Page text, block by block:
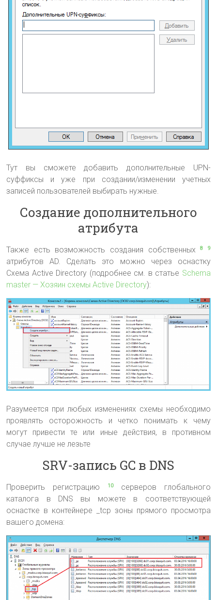
Тут вы сможете добавить дополнительные UPN-
суффиксы и уже при создании/изменении учетных
записей пользователей выбирать нужные.
Создание дополнительного
атрибута
Также есть возможность создания собственных 8 9
атрибутов AD. Сделать это можно через оснастку
Схема Active Directory (подробнее см. в статье Schema
master — Хозяин схемы Active Directory):
Разумеется при любых изменениях схемы необходимо
проявлять осторожность и четко понимать к чему
могут привести те или иные действия, в противном
случае лучше не лезьте
SRV-запись GC в DNS
Проверить регистрацию 10серверов глобального
каталога в DNS вы можете в соответствующей
оснастке в контейнере _tcp зоны прямого просмотра
вашего домена: